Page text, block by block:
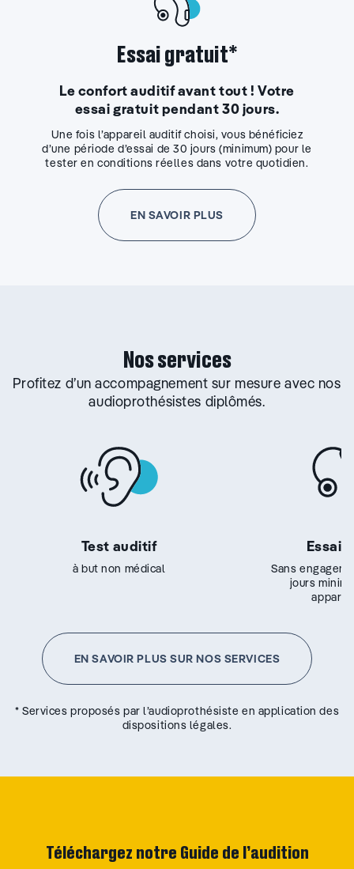
Essai gratuit*
Le confort auditif avant tout ! Votre
essai gratuit pendant 30 jours.
Une fois l’appareil auditif choisi, vous bénéficiez
d’une période d’essai de 30 jours (minimum) pour le
tester en conditions réelles dans votre quotidien.
EN SAVOIR PLUS
Nos services
Profitez d’un accompagnement sur mesure avec nos
audioprothésistes diplômés.
Test auditif
à but non médical
Essai
Sans
jours
EN SAVOIR PLUS SUR NOS SERVICES
* Services proposés par l’audioprothésiste en application des
dispositions légales.
Téléchargez notre Guide de l’audition